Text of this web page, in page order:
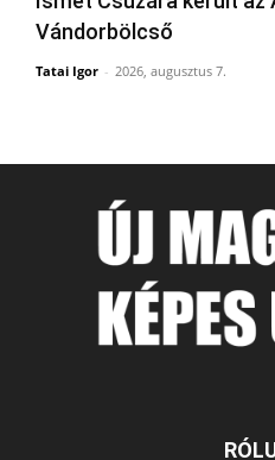
Vándorbölcső
Tatai Igor - 2026, augusztus 7.